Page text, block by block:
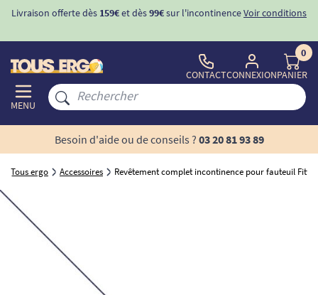
Livraison offerte dès 159€et dès99€sur l'incontinenceVoir conditions
MENU
CONTACTCONNEXION
0
PANIER
Besoin d'aide ou de conseils ? 03 20 81 93 89
Tous ergo Accessoires Revêtement complet incontinence pour fauteuil